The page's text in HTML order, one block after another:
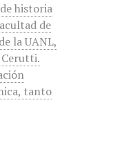
historia
de
la UANL,
tanto